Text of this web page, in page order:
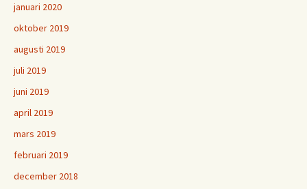
januari 2020
oktober 2019
augusti 2019
juli 2019
juni 2019
april 2019
mars 2019
februari 2019
december 2018